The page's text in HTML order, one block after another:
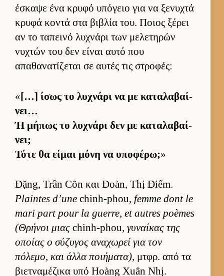
έσκαψε ένα κρυφό υπόγειο για να ξενυχτά
κρυφά κοντά στα βιβλία του. Ποιος ξέρει
αν το ταπεινό λυχνάρι των μελετηρών
νυχτών του δεν εί­ναι αυτό που
απαθανατίζεται σε αυ­τές τις στροφές:
«[…] ίσως το λυχνάρι να με καταλαβαί­
νει…
Ή μήπως το λυχνάρι δεν με καταλαβαί­
νει;
Τότε θα εί­μαι μόνη να υποφέρω;»
Đặng, Trần Côn και Đoàn, Thị Điểm.
Plaintes d’une chinh-phou, femme dont le
mari part pour la guerre, et autres poèmes
(Θρήνοι μιας chinh-phou, γυναί­κας της
οποίας ο σύζυγος αναχωρεί για τον
πόλεμο, και άλλα ποι­ήματα), μτ­φρ. από τα
βιετ­ναμέζικα υπό Hoàng Xuân Nhị.